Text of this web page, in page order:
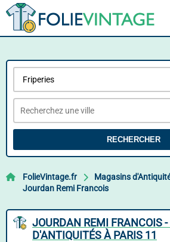
RECHERCHER
FolieVintage.fr Magasins
Jourdan Remi Francois
JOURDAN REMI FRANCOIS
D'ANTIQUITÉS À PARIS 11